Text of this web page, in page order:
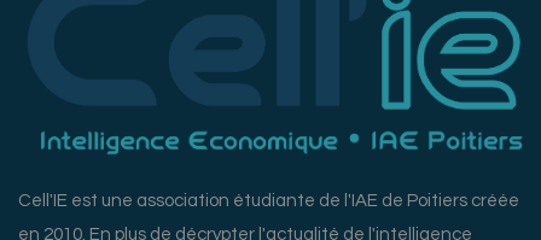
Cell'IE est une association étudiante de l'IAE de Poitiers créée
en 2010. En plus de décrypter l'actualité de l'intelligence